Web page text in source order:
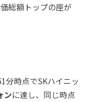
総額トップの座が
分時点でSKハイニッ
ンに達し、同じ時点